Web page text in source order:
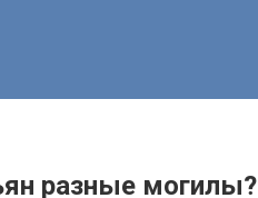
разные могилы?